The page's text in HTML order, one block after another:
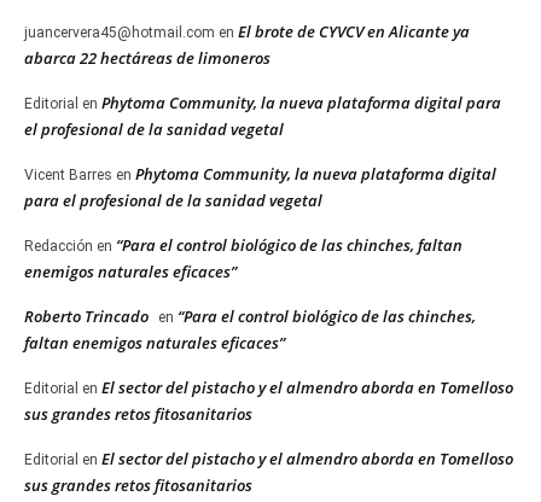
juancervera45@hotmail.com en El brote de CYVCV en Alicante ya
abarca 22 hectáreas de limoneros
Editorial en Phytoma Community, la nueva plataforma digital para
el profesional de la sanidad vegetal
Vicent Barres en Phytoma Community, la nueva plataforma digital
para el profesional de la sanidad vegetal
Redacción en “Para el control biológico de las chinches, faltan
enemigos naturales eficaces”
Roberto Trincado en “Para el control biológico de las chinches,
faltan enemigos naturales eficaces”
Editorial en El sector del pistacho y el almendro aborda en Tomelloso
sus grandes retos fitosanitarios
Editorial en El sector del pistacho y el almendro aborda en Tomelloso
sus grandes retos fitosanitarios